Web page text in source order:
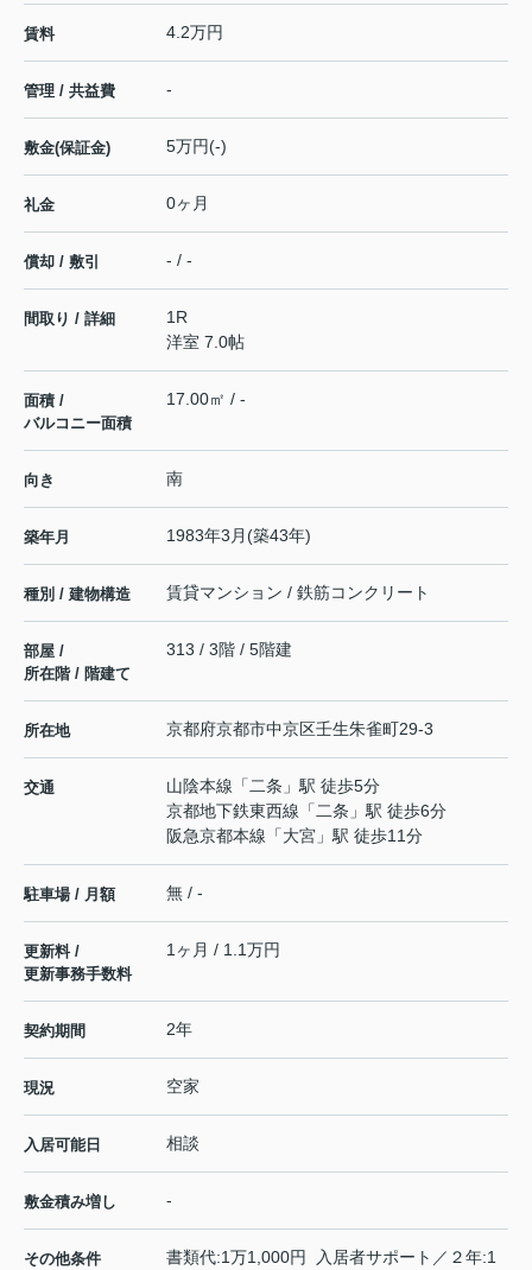
賃料 4.2万円
管理 / 共益費 -
敷金(保証金) 5万円(-)
礼金 0ヶ月
償却 / 敷引 - / -
間取り / 詳細
1R
洋室 7.0帖
面積 /
バルコニー面積
17.00㎡ / -
向き 南
築年月 1983年3月(築43年)
種別 / 建物構造 賃貸マンション / 鉄筋コンクリート
部屋 /
所在階 / 階建て
313 / 3階 / 5階建
所在地 京都府京都市中京区壬生朱雀町29-3
交通 山陰本線 「 二条 」駅 徒歩5分
京都地下鉄東西線 「 二条 」駅 徒歩6分
阪急京都本線 「大宮 」駅 徒歩11分
駐車場 / 月額 無 / -
更新料 /
更新事務手数料
1ヶ月 / 1.1万円
契約期間 2年
現況 空家
入居可能日 相談
敷金積み増し -
その他条件
書類代:1万1,000円 入居者サポート／２年:1